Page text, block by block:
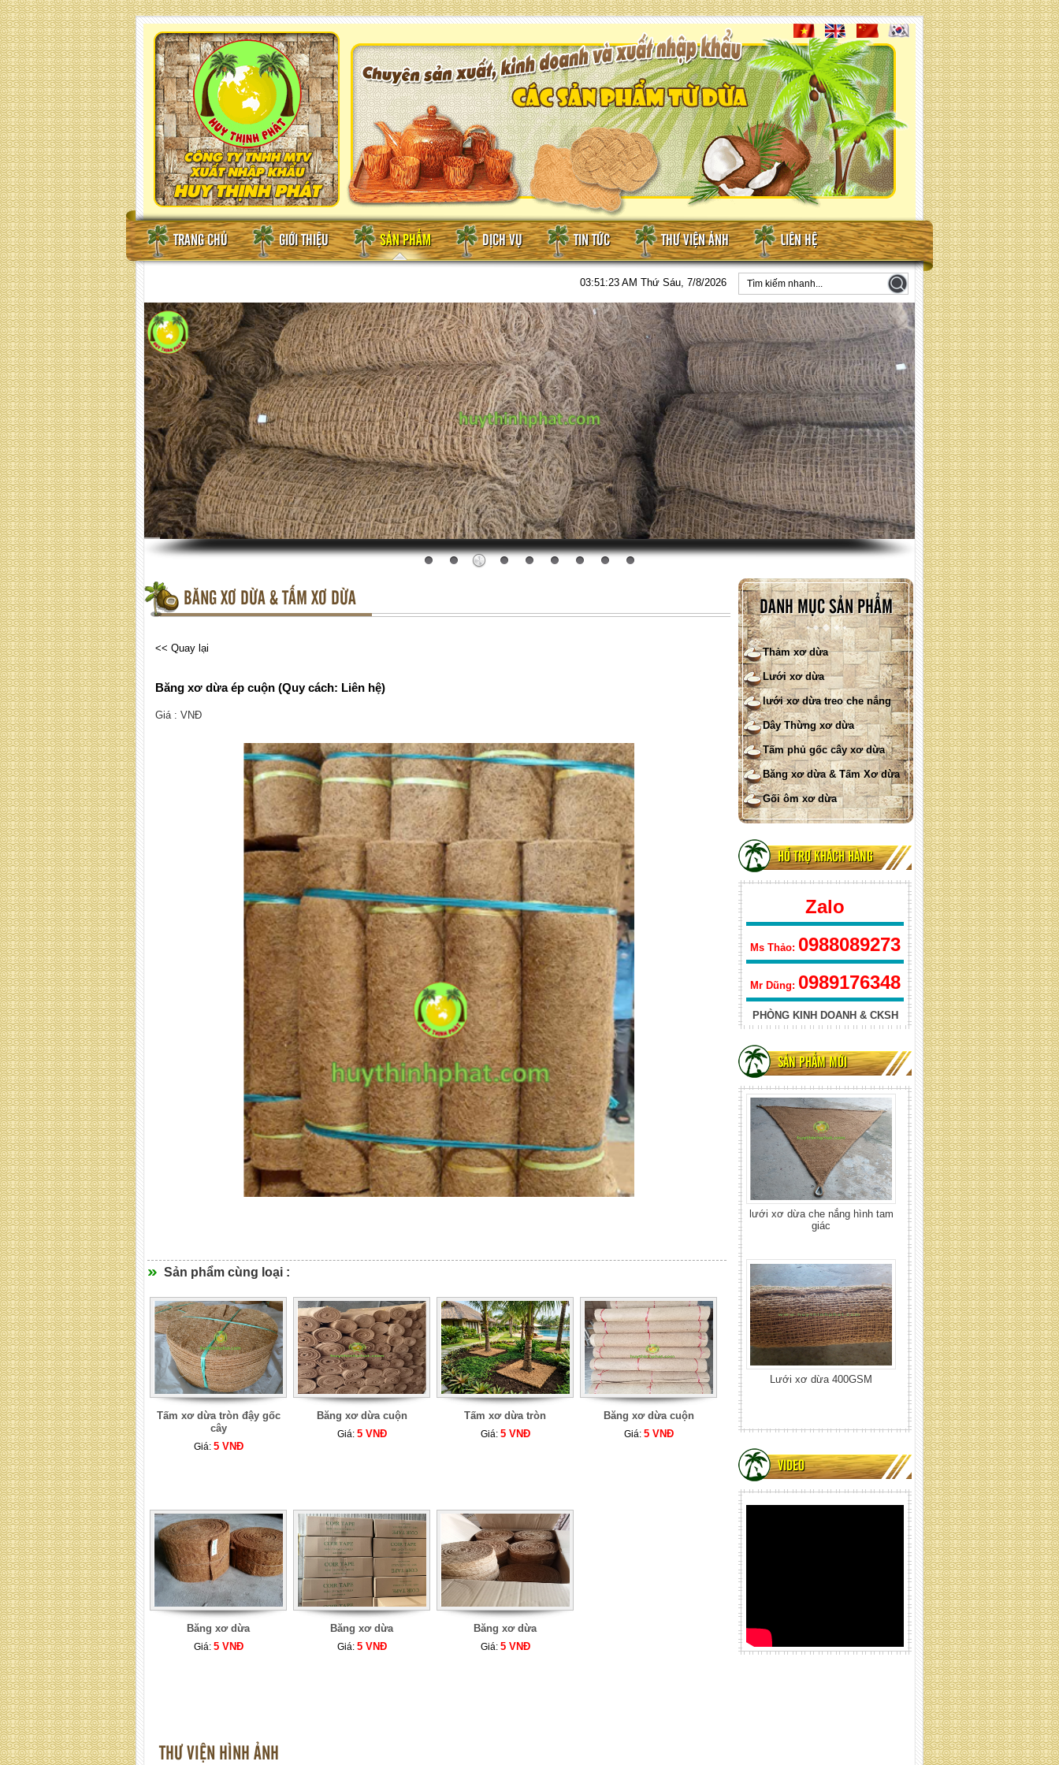
TRANG CHỦ GIỚI THIỆU SẢN PHẨM DỊCH VỤ TIN TỨC THƯ VIỆN ẢNH LIÊN HỆ
03:51:24 AM Thứ Sáu, 7/8/2026
DANH MỤC SẢN PHẨM
Thảm xơ dừa
Lưới xơ dừa
lưới xơ dừa treo che nắng
Dây Thừng xơ dừa
Tấm phủ gốc cây xơ dừa
Băng xơ dừa & Tấm Xơ dừa
Gối ôm xơ dừa
HỖ TRỢ KHÁCH HÀNG
Zalo
Ms Thảo: 0988089273
Mr Dũng: 0989176348
PHÒNG KINH DOANH & CKSH
SẢN PHẨM MỚI
Lưới xơ dừa phủ đồi ( quy cách
Lưới xơ dừa treo ( hình tròn)
Lưới xơ dừa treo ( hình vuông)
lưới xơ dừa che nắng hình tam
giác
Lưới xơ dừa 400GSM
Lưới xơ dừa 700 GSM
VIDEO
BĂNG XƠ DỪA & TẤM XƠ DỪA
<< Quay lại
Băng xơ dừa ép cuộn (Quy cách: Liên hệ)
Giá : VNĐ
Sản phẩm cùng loại :
Tấm xơ dừa tròn đậy gốc
cây
Giá: 5 VNĐ
Băng xơ dừa cuộn
Giá: 5 VNĐ
Tấm xơ dừa tròn
Giá: 5 VNĐ
Băng xơ dừa cuộn
Giá: 5 VNĐ
Băng xơ dừa
Giá: 5 VNĐ
Băng xơ dừa
Giá: 5 VNĐ
Băng xơ dừa
Giá: 5 VNĐ
THƯ VIỆN HÌNH ẢNH